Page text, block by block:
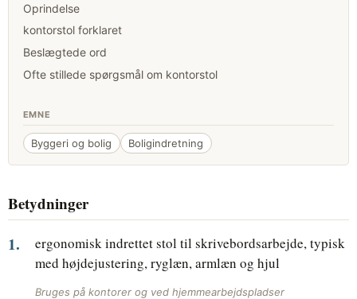
Betydninger
ergonomisk indrettet stol til skrivebordsarbejde, typisk
med højdejustering, ryglæn, armlæn og hjul
Bruges på kontorer og ved hjemmearbejdspladser
Oprindelse
kontorstol forklaret
Beslægtede ord
Ofte stillede spørgsmål om kontorstol
EMNE
Byggeri og bolig Boligindretning